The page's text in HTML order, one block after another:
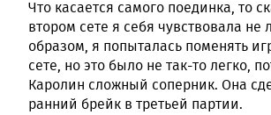
Что касается самого поединка, то
втором сете я себя чувствовала не
образом, я попыталась поменять
сете, но это было не так-то легко,
Каролин сложный соперник. Она
ранний брейк в третьей партии.